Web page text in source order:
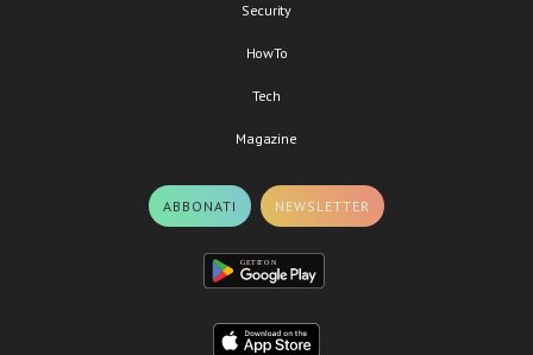
Security
HowTo
Tech
Magazine
ABBONATI NEWSLETTER